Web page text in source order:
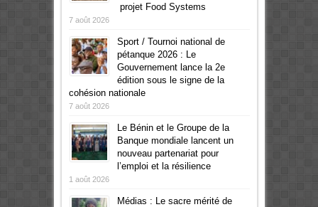
projet Food Systems
7 août 2026
Sport / Tournoi national de
pétanque 2026 : Le
Gouvernement lance la 2e
édition sous le signe de la
cohésion nationale
7 août 2026
Le Bénin et le Groupe de la
Banque mondiale lancent un
nouveau partenariat pour
l’emploi et la résilience
1 août 2026
Médias : Le sacre mérité de